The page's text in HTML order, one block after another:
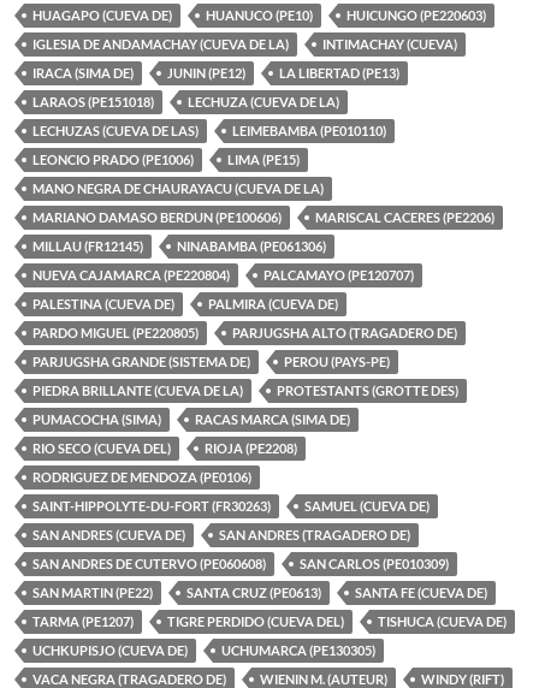
HUAGAPO (CUEVA DE)
HUANUCO (PE10)
HUICUNGO (PE220603)
IGLESIA DE ANDAMACHAY (CUEVA DE LA)
INTIMACHAY (CUEVA)
IRACA (SIMA DE)
JUNIN (PE12)
LA LIBERTAD (PE13)
LARAOS (PE151018)
LECHUZA (CUEVA DE LA)
LECHUZAS (CUEVA DE LAS)
LEIMEBAMBA (PE010110)
LEONCIO PRADO (PE1006)
LIMA (PE15)
MANO NEGRA DE CHAURAYACU (CUEVA DE LA)
MARIANO DAMASO BERDUN (PE100606)
MARISCAL CACERES (PE2206)
MILLAU (FR12145)
NINABAMBA (PE061306)
NUEVA CAJAMARCA (PE220804)
PALCAMAYO (PE120707)
PALESTINA (CUEVA DE)
PALMIRA (CUEVA DE)
PARDO MIGUEL (PE220805)
PARJUGSHA ALTO (TRAGADERO DE)
PARJUGSHA GRANDE (SISTEMA DE)
PEROU (PAYS-PE)
PIEDRA BRILLANTE (CUEVA DE LA)
PROTESTANTS (GROTTE DES)
PUMACOCHA (SIMA)
RACAS MARCA (SIMA DE)
RIO SECO (CUEVA DEL)
RIOJA (PE2208)
RODRIGUEZ DE MENDOZA (PE0106)
SAINT-HIPPOLYTE-DU-FORT (FR30263)
SAMUEL (CUEVA DE)
SAN ANDRES (CUEVA DE)
SAN ANDRES (TRAGADERO DE)
SAN ANDRES DE CUTERVO (PE060608)
SAN CARLOS (PE010309)
SAN MARTIN (PE22)
SANTA CRUZ (PE0613)
SANTA FE (CUEVA DE)
TARMA (PE1207)
TIGRE PERDIDO (CUEVA DEL)
TISHUCA (CUEVA DE)
UCHKUPISJO (CUEVA DE)
UCHUMARCA (PE130305)
VACA NEGRA (TRAGADERO DE)
WIENIN M. (AUTEUR)
WINDY (RIFT)